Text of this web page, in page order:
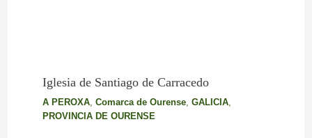
Iglesia de Santiago de Carracedo
A PEROXA, Comarca de Ourense, GALICIA,
PROVINCIA DE OURENSE